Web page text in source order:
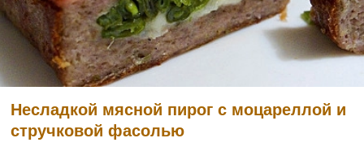
Несладкой мясной пирог с моцареллой и
стручковой фасолью